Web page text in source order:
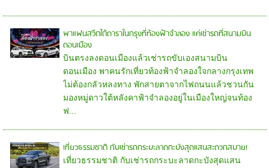
พาแฟนสวีตใต้ดาราในกรุงที่ท้องฟ้าจำลอง แค่เช่ารถที่สนามบิน
ดอนเมือง
บินตรงลงดอนเมืองแล้วเช่ารถขับเองสนามบิน
ดอนเมือง พาคนรักเที่ยวท้องฟ้าจำลองใจกลางกรุงเทพ
ไม่ต้องกลัวหลงทาง พักสายตาจากไฟถนนแล้วชวนกัน
มองหมู่ดาวใต้หลังคาฟ้าจำลองอยู่ในเมืองใหญ่จนท้อง
ฟ...
เที่ยวธรรมชาติ กับเช่ารถกระบะลาดกะบังสุดแสนสะดวกสบาย!
เที่ยวธรรมชาติ กับเช่ารถกระบะลาดกะบังสุดแสน